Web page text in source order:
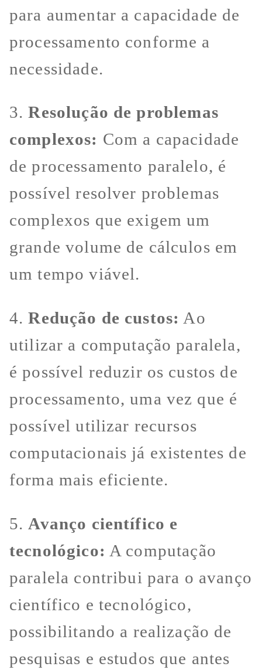
para aumentar a capacidade de
processamento conforme a
necessidade.
3.Resolução de problemas
complexos: Com a capacidade
de processamento paralelo, é
possível resolver problemas
complexos que exigem um
grande volume de cálculos em
um tempo viável.
4.Redução de custos: Ao
utilizar a computação paralela,
é possível reduzir os custos de
processamento, uma vez que é
possível utilizar recursos
computacionais já existentes de
forma mais eficiente.
5. Avanço científico e
tecnológico: A computação
paralela contribui para o avanço
científico e tecnológico,
possibilitando a realização de
pesquisas e estudos que antes